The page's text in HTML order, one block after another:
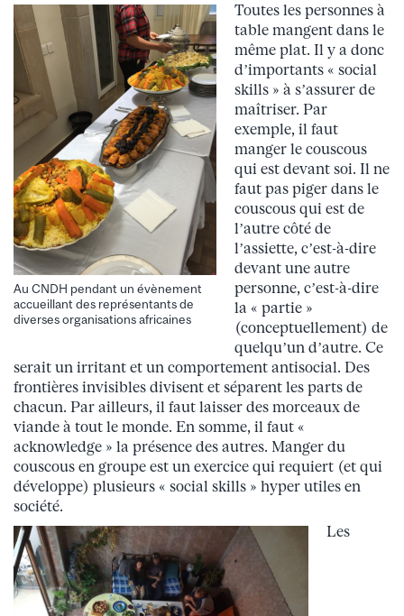
Au CNDH pendant un évènement
accueillant des représentants de
diverses organisations africaines
Toutes les personnes à
table mangent dans le
même plat. Il y a donc
d’importants « social
skills » à s’assurer de
maîtriser. Par
exemple, il faut
manger le couscous
qui est devant soi. Il ne
faut pas piger dans le
couscous qui est de
l’autre côté de
l’assiette, c’est-à-dire
devant une autre
personne, c’est-à-dire
la « partie »
(conceptuellement) de
quelqu’un d’autre. Ce
serait un irritant et un comportement antisocial. Des
frontières invisibles divisent et séparent les parts de
chacun. Par ailleurs, il faut laisser des morceaux de
viande à tout le monde. En somme, il faut «
acknowledge » la présence des autres. Manger du
couscous en groupe est un exercice qui requiert (et qui
développe) plusieurs « social skills » hyper utiles en
société.
Les